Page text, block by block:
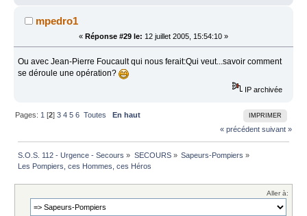
mpedro1
« Réponse #29 le: 12 juillet 2005, 15:54:10 »
Ou avec Jean-Pierre Foucault qui nous ferait:Qui veut...savoir comment
se déroule une opération?
IP archivée
IMPRIMER
Pages: 1 [2]3 4 5 6 Toutes
En haut
« précédent suivant »
S.O.S. 112 - Urgence - Secours » SECOURS» Sapeurs-Pompiers »
Les Pompiers, ces Hommes, ces Héros
Aller à: